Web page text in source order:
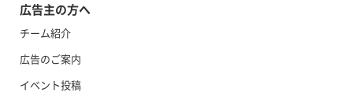
広告主の方へ
チーム紹介
広告のご案内
イベント投稿